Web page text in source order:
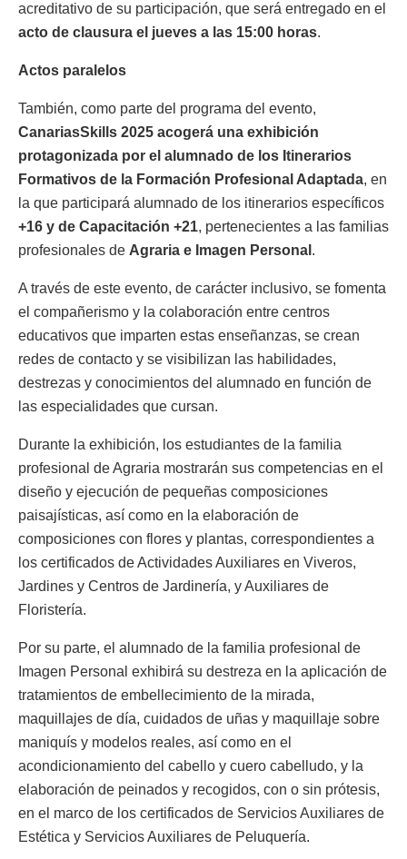
acreditativo de su participación, que será entregado en el
acto de clausura el jueves a las 15:00 horas.
Actos paralelos
También, como parte del programa del evento,
CanariasSkills 2025 acogerá una exhibición
protagonizada por el alumnado de los Itinerarios
Formativos de la Formación Profesional Adaptada, en
la que participará alumnado de los itinerarios específicos
+16 y de Capacitación +21, pertenecientes a las familias
profesionales de Agraria e Imagen Personal .
A través de este evento, de carácter inclusivo, se fomenta
el compañerismo y la colaboración entre centros
educativos que imparten estas enseñanzas, se crean
redes de contacto y se visibilizan las habilidades,
destrezas y conocimientos del alumnado en función de
las especialidades que cursan.
Durante la exhibición, los estudiantes de la familia
profesional de Agraria mostrarán sus competencias en el
diseño y ejecución de pequeñas composiciones
paisajísticas, así como en la elaboración de
composiciones con flores y plantas, correspondientes a
los certificados de Actividades Auxiliares en Viveros,
Jardines y Centros de Jardinería, y Auxiliares de
Floristería.
Por su parte, el alumnado de la familia profesional de
Imagen Personal exhibirá su destreza en la aplicación de
tratamientos de embellecimiento de la mirada,
maquillajes de día, cuidados de uñas y maquillaje sobre
maniquís y modelos reales, así como en el
acondicionamiento del cabello y cuero cabelludo, y la
elaboración de peinados y recogidos, con o sin prótesis,
en el marco de los certificados de Servicios Auxiliares de
Estética y Servicios Auxiliares de Peluquería.